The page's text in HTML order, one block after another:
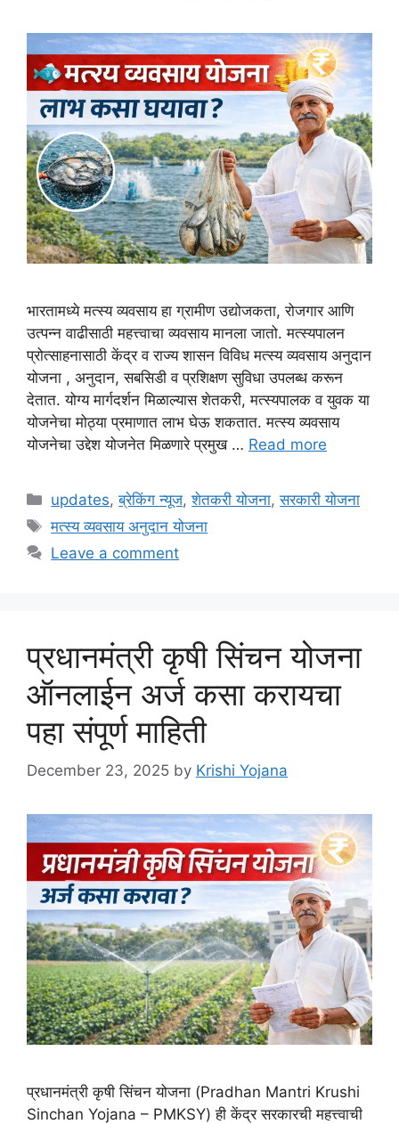
भारतामध्ये मत्स्य व्यवसाय हा ग्रामीण उद्योजकता, रोजगार आणि
उत्पन्न वाढीसाठी महत्त्वाचा व्यवसाय मानला जातो. मत्स्यपालन
प्रोत्साहनासाठी केंद्र व राज्य शासन विविध मत्स्य व्यवसाय अनुदान
योजना , अनुदान, सबसिडी व प्रशिक्षण सुविधा उपलब्ध करून
देतात. योग्य मार्गदर्शन मिळाल्यास शेतकरी, मत्स्यपालक व युवक या
योजनेचा मोठ्या प्रमाणात लाभ घेऊ शकतात. मत्स्य व्यवसाय
योजनेचा उद्देश योजनेत मिळणारे प्रमुख … Read more
Categories
updates,ब्रेकिंग न्यूज,शेतकरी योजना,सरकारी योजना
Tags
मत्स्य व्यवसाय अनुदान योजना
Leave a comment
प्रधानमंत्री कृषी सिंचन योजना
ऑनलाईन अर्ज कसा करायचा
पहा संपूर्ण माहिती
December 23, 2025 by Krishi Yojana
प्रधानमंत्री कृषी सिंचन योजना (Pradhan Mantri Krushi
Sinchan Yojana – PMKSY) ही केंद्र सरकारची महत्त्वाची